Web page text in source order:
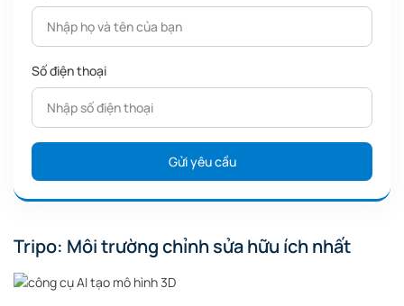
Số điện thoại
Tripo: Môi trường chỉnh sửa hữu ích nhất